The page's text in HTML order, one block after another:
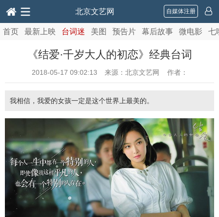
北京文艺网 自媒体注册
首页 最新上映 台词迷 美图 预告片 幕后故事 微电影 七
《结爱·千岁大人的初恋》经典台词
2018-05-17 09:02:13 来源：北京文艺网 作者：
我相信，我爱的女孩一定是这个世界上最美的。